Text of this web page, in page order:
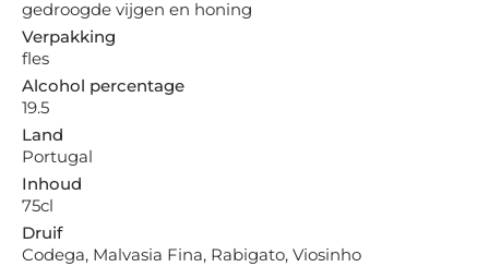
gedroogde vijgen en honing
Verpakking
fles
Alcohol percentage
19.5
Land
Portugal
Inhoud
75cl
Druif
Codega, Malvasia Fina, Rabigato, Viosinho